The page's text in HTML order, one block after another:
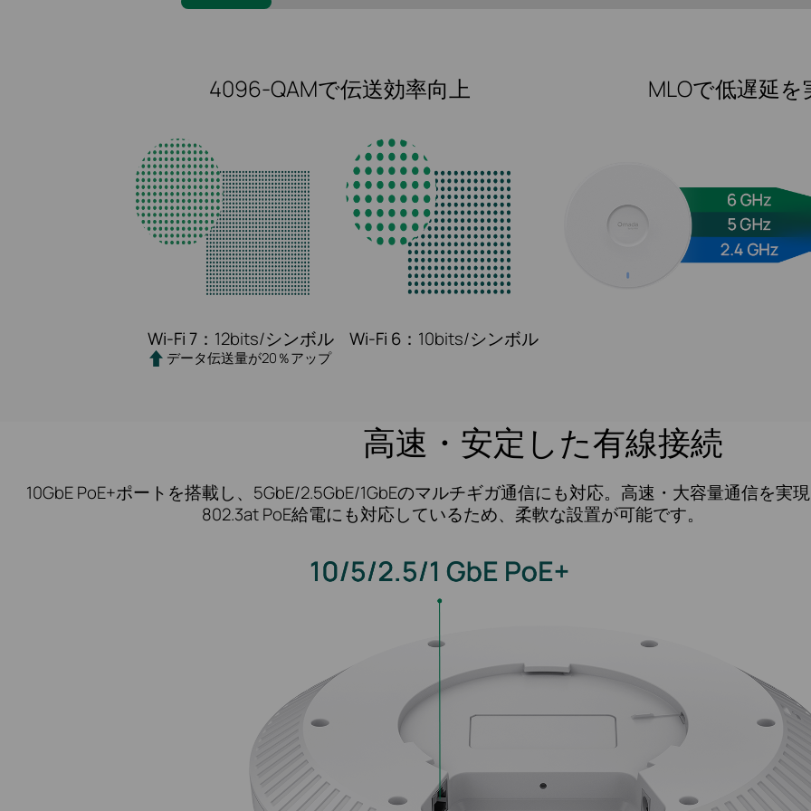
4096-QAMで伝送効率向上
Wi-Fi 7： 12bits/シンボル
データ伝送量が20％アップ
Wi-Fi 6： 10bits/シンボル
MLOで低遅延を
高速・安定した有線接続
10GbE PoE+ポートを搭載し、5GbE/2.5GbE/1GbEのマルチギガ通信にも対応。高速・大容量通信を実
802.3at PoE給電にも対応しているため、柔軟な設置が可能です。